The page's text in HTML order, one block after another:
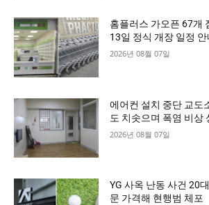
홈플러스 가오픈 67개
13일 정식 개장 일정 안
2026년 08월 07일
에어컨 설치 중단 교도
도 치솟으며 폭염 비상
2026년 08월 07일
YG 사옥 난동 사건 20
문 가격해 현행범 체포